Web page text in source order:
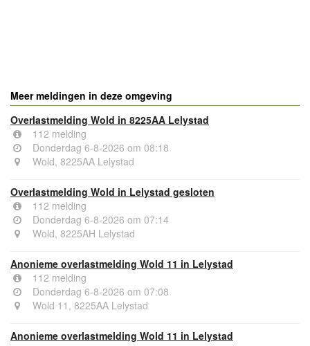
Meer meldingen in deze omgeving
Overlastmelding Wold in 8225AA Lelystad
112 melding
Donderdag 6-8-2026 om 08:18
Wold, 8225AA Lelystad
Overlastmelding Wold in Lelystad gesloten
112 melding
Donderdag 6-8-2026 om 07:14
Wold, 8225AH Lelystad
Anonieme overlastmelding Wold 11 in Lelystad
112 melding
Donderdag 6-8-2026 om 07:08
Wold 11, 8225AA Lelystad
Anonieme overlastmelding Wold 11 in Lelystad